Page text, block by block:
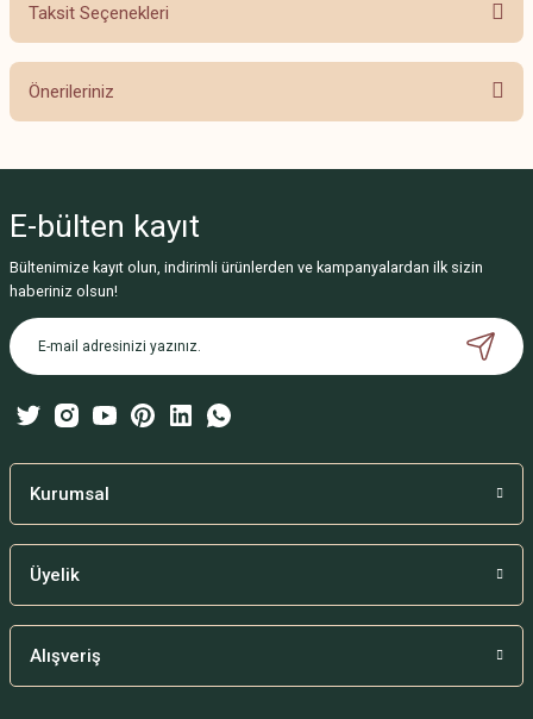
Taksit Seçenekleri
Önerileriniz
Görüş ve önerileriniz için teşekkür ederiz.
Ürün resmi kalitesiz, bozuk veya görüntülenemiyor.
Ürün açıklamasında eksik bilgiler bulunuyor.
Ürün bilgilerinde hatalar bulunuyor.
Bu ürüne benzer farklı alternatifler olmalı.
E-bülten kayıt
Bültenimize kayıt olun, indirimli ürünlerden ve kampanyalardan ilk sizin
haberiniz olsun!
Kurumsal
Üyelik
Alışveriş